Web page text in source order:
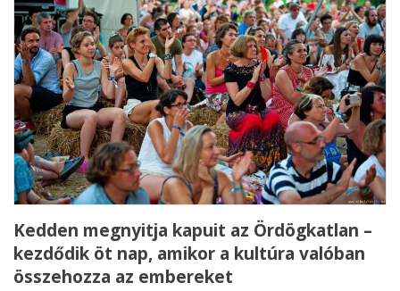
Kedden megnyitja kapuit az Ördögkatlan –
kezdődik öt nap, amikor a kultúra valóban
összehozza az embereket